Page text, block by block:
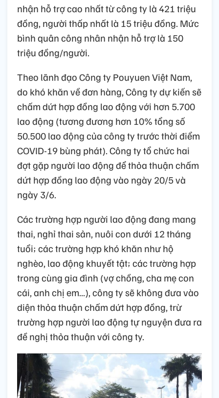
nhận hỗ trợ cao nhất từ công ty là 421 triệu
đồng, người thấp nhất là 15 triệu đồng. Mức
bình quân công nhân nhận hỗ trợ là 150
triệu đồng/người.
Theo lãnh đạo Công ty Pouyuen Việt Nam,
do khó khăn về đơn hàng, Công ty dự kiến sẽ
chấm dứt hợp đồng lao động với hơn 5.700
lao động (tương đương hơn 10% tổng số
50.500 lao động của công ty trước thời điểm
COVID-19 bùng phát). Công ty tổ chức hai
đợt gặp người lao động để thỏa thuận chấm
dứt hợp đồng lao động vào ngày 20/5 và
ngày 3/6.
Các trường hợp người lao động đang mang
thai, nghỉ thai sản, nuôi con dưới 12 tháng
tuổi; các trường hợp khó khăn như hộ
nghèo, lao động khuyết tật; các trường hợp
trong cùng gia đình (vợ chồng, cha mẹ con
cái, anh chị em...), công ty sẽ không đưa vào
diện thỏa thuận chấm dứt hợp đồng, trừ
trường hợp người lao động tự nguyện đưa ra
đề nghị thỏa thuận với công ty.